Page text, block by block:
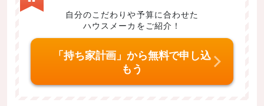
自分のこだわりや予算に合わせた
ハウスメーカをご紹介！
「持ち家計画」から無料で申し込
もう